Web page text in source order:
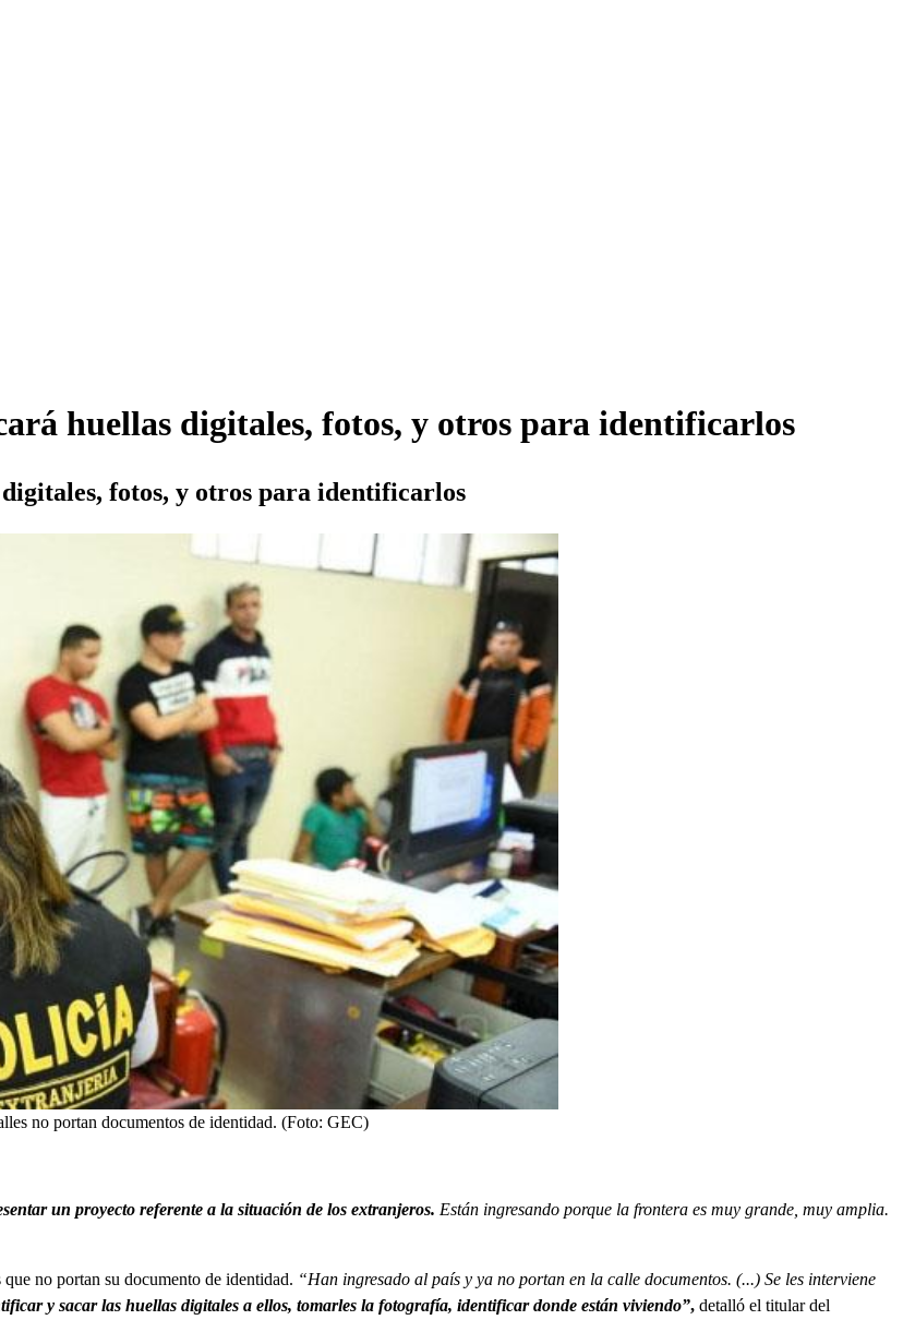
huellas digitales, fotos, y otros para identificarlos
fotos, y otros para identificarlos
no portan documentos de identidad. (Foto: GEC)
un proyecto referente a la situación de los extranjeros. Están ingresando porque la frontera es muy grande, muy amplia.
no portan su documento de identidad. “Han ingresado al país y ya no portan en la calle documentos. (...) Se les interviene
y sacar las huellas digitales a ellos, tomarles la fotografía, identificar donde están viviendo”, detalló el titular del